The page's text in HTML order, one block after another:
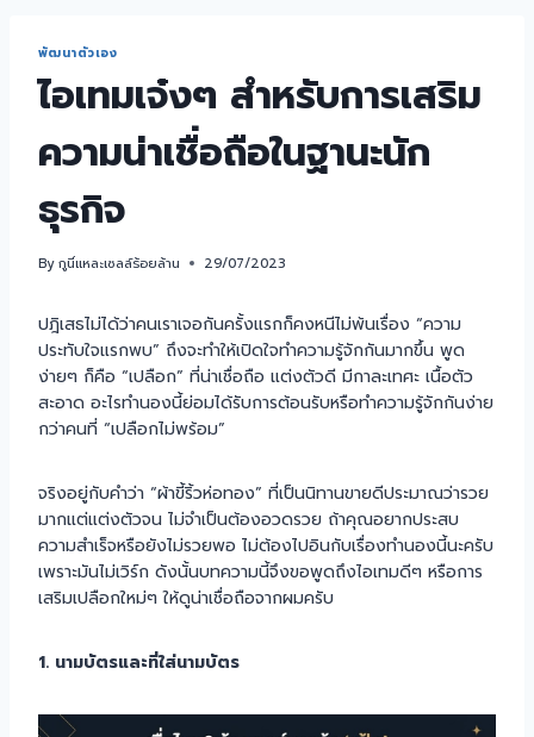
พัฒนาตัวเอง
ไอเทมเจ๋งๆ สำหรับการเสริม
ความน่าเชื่อถือในฐานะนัก
ธุรกิจ
Byกูนี่แหละเซลล์ร้อยล้าน 29/07/2023
ปฎิเสธไม่ได้ว่าคนเราเจอกันครั้งแรกก็คงหนีไม่พ้นเรื่อง “ความ
ประทับใจแรกพบ” ถึงจะทำให้เปิดใจทำความรู้จักกันมากขึ้น พูด
ง่ายๆ ก็คือ “เปลือก” ที่น่าเชื่อถือ แต่งตัวดี มีกาละเทศะ เนื้อตัว
สะอาด อะไรทำนองนี้ย่อมได้รับการต้อนรับหรือทำความรู้จักกันง่าย
กว่าคนที่ “เปลือกไม่พร้อม”
จริงอยู่กับคำว่า “ผ้าขี้ริ้วห่อทอง” ที่เป็นนิทานขายดีประมาณว่ารวย
มากแต่แต่งตัวจน ไม่จำเป็นต้องอวดรวย ถ้าคุณอยากประสบ
ความสำเร็จหรือยังไม่รวยพอ ไม่ต้องไปอินกับเรื่องทำนองนี้นะครับ
เพราะมันไม่เวิร์ก ดังนั้นบทความนี้จึงขอพูดถึงไอเทมดีๆ หรือการ
เสริมเปลือกใหม่ๆ ให้ดูน่าเชื่อถือจากผมครับ
1. นามบัตรและที่ใส่นามบัตร